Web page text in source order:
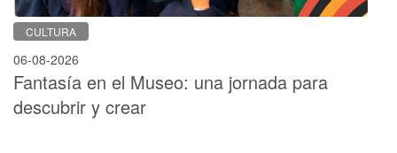
CULTURA
06-08-2026
Fantasía en el Museo: una jornada para
descubrir y crear